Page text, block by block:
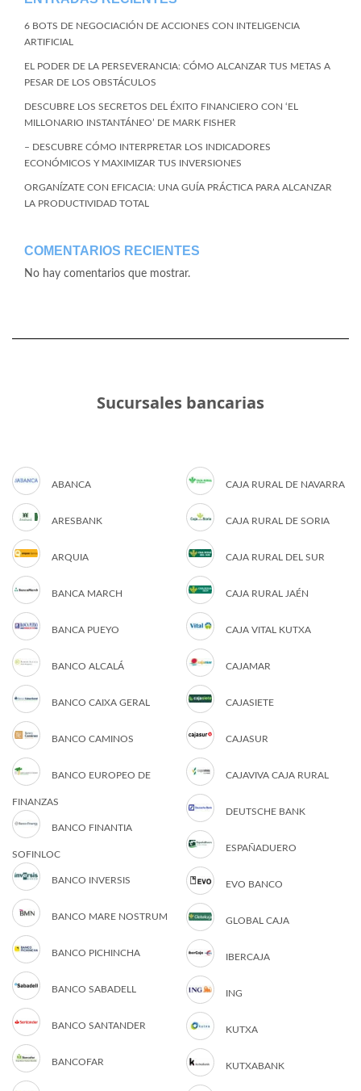
6 BOTS DE NEGOCIACIÓN DE ACCIONES CON INTELIGENCIA
ARTIFICIAL
EL PODER DE LA PERSEVERANCIA: CÓMO ALCANZAR TUS METAS A
PESAR DE LOS OBSTÁCULOS
DESCUBRE LOS SECRETOS DEL ÉXITO FINANCIERO CON ‘EL
MILLONARIO INSTANTÁNEO’ DE MARK FISHER
– DESCUBRE CÓMO INTERPRETAR LOS INDICADORES
ECONÓMICOS Y MAXIMIZAR TUS INVERSIONES
ORGANÍZATE CON EFICACIA: UNA GUÍA PRÁCTICA PARA ALCANZAR
LA PRODUCTIVIDAD TOTAL
COMENTARIOS RECIENTES
No hay comentarios que mostrar.
Sucursales bancarias
ABANCA
ARESBANK
ARQUIA
BANCA MARCH
BANCA PUEYO
BANCO ALCALÁ
BANCO CAIXA GERAL
BANCO CAMINOS
BANCO EUROPEO DE
FINANZAS
BANCO FINANTIA
SOFINLOC
BANCO INVERSIS
BANCO MARE NOSTRUM
BANCO PICHINCHA
BANCO SABADELL
BANCO SANTANDER
BANCOFAR
CAJA RURAL DE NAVARRA
CAJA RURAL DE SORIA
CAJA RURAL DEL SUR
CAJA RURAL JAÉN
CAJA VITAL KUTXA
CAJAMAR
CAJASIETE
CAJASUR
CAJAVIVA CAJA RURAL
DEUTSCHE BANK
ESPAÑADUERO
EVO BANCO
GLOBAL CAJA
IBERCAJA
ING
KUTXA
KUTXABANK